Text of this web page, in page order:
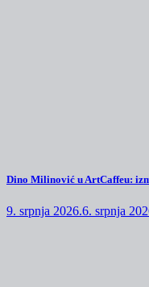
Dino Milinović u ArtCaffeu:
9. srpnja 2026.6. srpnja